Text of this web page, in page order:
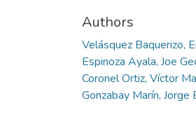
Authors
Velásquez Baquerizo,
Espinoza Ayala, Joe
Coronel Ortiz, Víctor
Gonzabay Marín, Jorge